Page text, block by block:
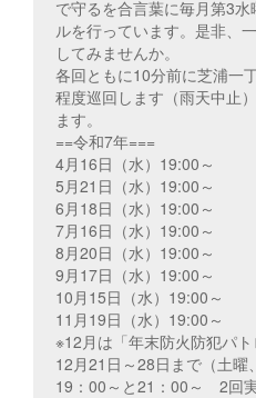
で守るを合言葉に毎月第3
ルを行っています。是非、
してみませんか。
各回ともに10分前に芝浦一
程度巡回します（雨天中止
ます。
==令和7年===
4月16日（水）19:00～
5月21日（水）19:00～
6月18日（水）19:00～
7月16日（水）19:00～
8月20日（水）19:00～
9月17日（水）19:00～
10月15日（水）19:00～
11月19日（水）19:00～
※12月は「年末防火防犯パト
12月21日～28日まで（土曜
19：00～と21：00～ 2回